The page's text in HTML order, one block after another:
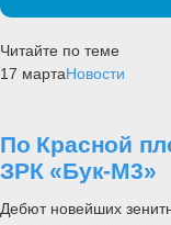
Читайте по теме
17 мартаНовости
По Красной
ЗРК «Бук-М3»
Дебют новейших